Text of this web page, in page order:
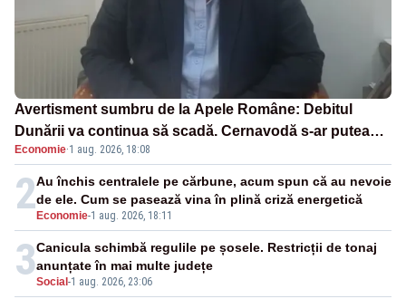
Avertisment sumbru de la Apele Române: Debitul
Dunării va continua să scadă. Cernavodă s-ar putea
închide în 4 zile
Economie·1 aug. 2026, 18:08
2 Economie-1 aug. 2026, 18:11
Au închis centralele pe cărbune, acum spun că au nevoie
de ele. Cum se pasează vina în plină criză energetică
3Social -1 aug. 2026, 23:06
Canicula schimbă regulile pe șosele. Restricții de tonaj
anunțate în mai multe județe